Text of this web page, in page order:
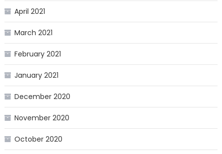
April 2021
March 2021
February 2021
January 2021
December 2020
November 2020
October 2020